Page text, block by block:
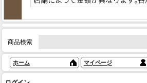
商品検索
ホーム マイページ